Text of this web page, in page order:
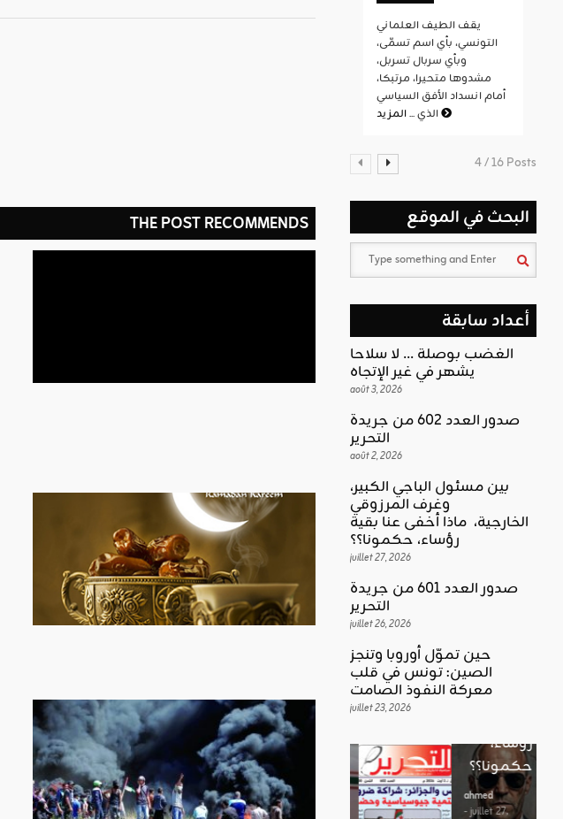
THE POST RECOMMENDS
يقف الطيف العلماني
التونسي، بأي اسم تسمّى،
وبأي سربال تسربل،
مشدوها متحيرا، مرتبكا،
أمام انسداد الأفق السياسي
الذي ...المزيد
4 / 16 Posts
البحث في الموقع
أعداد سابقة
الغضب بوصلة … لا سلاحا
يشهر في غير الإتجاه
août 3, 2026
صدور العدد 602 من جريدة
التحرير
août 2, 2026
بين مسئول الباجي الكبير،
وغرف المرزوقي
الخارجية، ماذا أخفى عنا بقية
رؤساء، حكمونا؟؟
juillet 27, 2026
صدور العدد 601 من جريدة
التحرير
juillet 26, 2026
حين تموّل أوروبا وتنجز
الصين: تونس في قلب
معركة النفوذ الصامت
juillet 23, 2026
اقليمي ودولي
حين تموّل
أوروبا
وتنجز
الصين:
النفوذ
الصامت
ahmed
- juillet 23,
2026
0
اقليمي ودولي
الغضب
يشهر في
غير الإتجاه
ahmed
- août 3, 2026
0
ستطل القضاي
بين
الباجي
المرزوقي
الخارجية،
ماذا أخفى
رؤساء،
حكمونا؟؟
ahmed
- juillet 27,